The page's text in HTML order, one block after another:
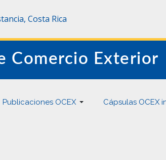
Costa Rica
Comercio Exterior
Publicaciones OCEX Cápsulas OCEX